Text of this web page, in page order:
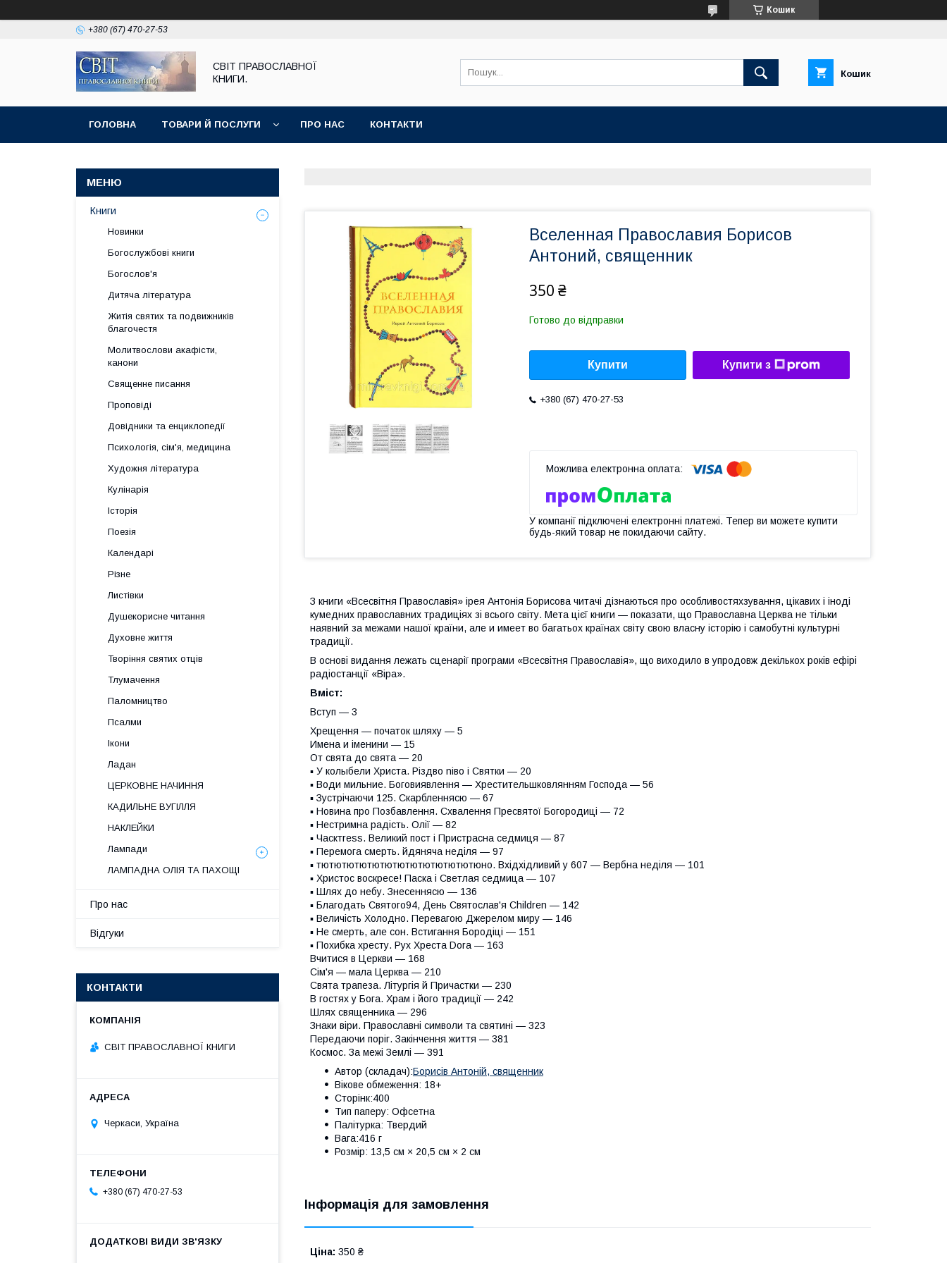
Кошик
+380 (67) 470-27-53
СВІТ ПРАВОСЛАВНОЇ
КНИГИ.
Кошик
ГОЛОВНА ТОВАРИ Й ПОСЛУГИ ПРО НАС КОНТАКТИ
Вселенная Православия Борисов
Антоний, священник
350 ₴
Готово до відправки
Купити Купити з
+380 (67) 470-27-53
У компанії підключені електронні платежі. Тепер ви можете купити
будь-який товар не покидаючи сайту.
З книги «Всесвітня Православія» ірея Антонія Борисова читачі дізнаються про особливостяхзування, цікавих і іноді
кумедних православних традиціях зі всього світу. Мета цієї книги — показати, що Православна Церква не тільки
наявний за межами нашої країни, але и имеет во багатьох країнах світу свою власну історію і самобутні культурні
традиції.
В основі видання лежать сценарії програми «Всесвітня Православія», що виходило в упродовж декількох років ефірі
радіостанції «Віра».
Вміст:
Вступ — 3
Хрещення — початок шляху — 5
Имена и іменини — 15
От свята до свята — 20
▪ У колыбели Христа. Різдво niво і Святки — 20
▪ Води мильние. Боговиявлення — Хрестительшковлянням Господа — 56
▪ Зустрічаючи 125. Скарбленнясю — 67
▪ Новина про Позбавлення. Схвалення Пресвятої Богородиці — 72
▪ Нестримна радість. Олії — 82
▪ Часктress. Великий пост і Пристрасна седмиця — 87
▪ Перемога смерть. йдяняча неділя — 97
▪ тютютютютютютютютютютютютюно. Вхідхідливий у 607 — Вербна неділя — 101
▪ Христос воскресе! Паска і Светлая седмица — 107
▪ Шлях до небу. Знесеннясю — 136
▪ Благодать Святого94, День Святослав'я Children — 142
▪ Величість Холодно. Перевагою Джерелом миру — 146
▪ Не смерть, але сон. Встигання Бородіці — 151
▪ Похибка хресту. Рух Хреста Dora — 163
Вчитися в Церкви — 168
Сім'я — мала Церква — 210
Свята трапеза. Літургія й Причастки — 230
В гостях у Бога. Храм і його традиції — 242
Шлях священника — 296
Знаки віри. Православні символи та святині — 323
Передаючи поріг. Закінчення життя — 381
Космос. За межі Землі — 391
Автор (складач):Борисів Антоній, священник
Вікове обмеження: 18+
Сторінк:400
Тип паперу: Офсетна
Палітурка: Твердий
Вага:416 г
Розмір: 13,5 см × 20,5 см × 2 см
Інформація для замовлення
Ціна: 350 ₴
Книги
Новинки
Богослужбові книги
Богослов'я
Дитяча література
Житія святих та подвижників
благочестя
Молитвослови акафісти,
канони
Священне писання
Проповіді
Довідники та енциклопедії
Психологія, сім'я, медицина
Художня література
Кулінарія
Історія
Поезія
Календарі
Різне
Листівки
Душекорисне читання
Духовне життя
Творіння святих отців
Тлумачення
Паломництво
Псалми
Ікони
Ладан
ЦЕРКОВНЕ НАЧИННЯ
КАДИЛЬНЕ ВУГІЛЛЯ
НАКЛЕЙКИ
Лампади
ЛАМПАДНА ОЛІЯ ТА ПАХОЩІ
Про нас
Відгуки
КОНТАКТИ
СВІТ ПРАВОСЛАВНОЇ КНИГИ
Черкаси, Україна
+380 (67) 470-27-53